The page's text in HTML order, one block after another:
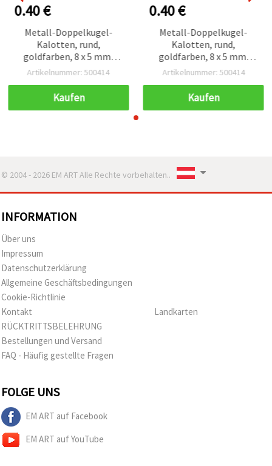
0.40 €
Metall-Doppelkugel-
Kalotten, rund,
goldfarben, 8 x 5 mm,
Loch: 1 mm – 50 Stück
Artikelnummer: 500414
Kaufen
0.40 €
Metall-Doppelkugel-
Kalotten, rund,
goldfarben, 8 x 5 mm,
Loch: 1 mm – 50 Stück
Artikelnummer: 500414
Kaufen
© 2004 - 2026 EM ART Alle Rechte vorbehalten..
INFORMATION
Über uns
Impressum
Datenschutzerklärung
Allgemeine Geschäftsbedingungen
Cookie-Richtlinie
Kontakt
RÜCKTRITTSBELEHRUNG
Bestellungen und Versand
FAQ - Häufig gestellte Fragen
Landkarten
FOLGE UNS
EM ART auf Facebook
EM ART auf YouTube